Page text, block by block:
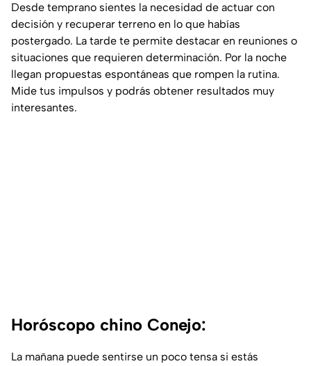
Desde temprano sientes la necesidad de actuar con
decisión y recuperar terreno en lo que habías
postergado. La tarde te permite destacar en reuniones o
situaciones que requieren determinación. Por la noche
llegan propuestas espontáneas que rompen la rutina.
Mide tus impulsos y podrás obtener resultados muy
interesantes.
Horóscopo chino Conejo:
La mañana puede sentirse un poco tensa si estás